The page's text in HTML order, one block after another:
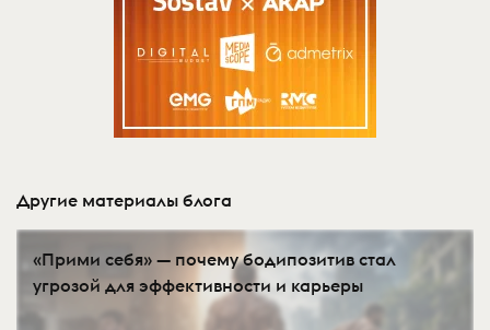
Другие материалы блога
«Прими себя» — почему бодипозитив стал
угрозой для эффективности и карьеры